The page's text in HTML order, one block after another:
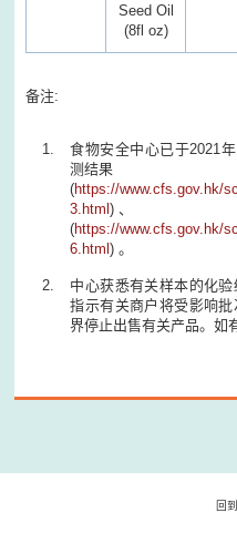
Seed Oil
(8fl oz)
备注:
食物安全中心已于2021
测结果
(https://www.cfs.gov.hk/
3.html) 、
(https://www.cfs.gov.hk/
6.html) 。
中心获悉有关样本的化
指示有关商户将受影响
界停止出售有关产品。如
回